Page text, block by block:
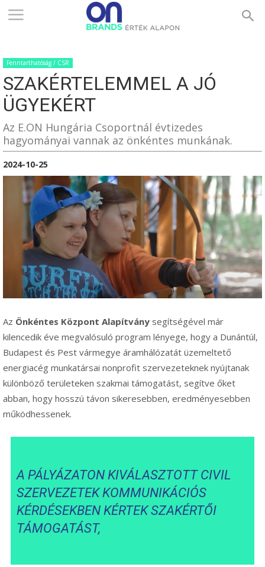
ONBRANDS
–
ALAPON
Fenntarthatóság / CSR
SZAKÉRTELEMMEL A JÓ
ÜGYEKÉRT
Az E.ON Hungária Csoportnál évtizedes
hagyományai vannak az önkéntes munkának.
2024-10-25
Az Önkéntes Központ Alapítvány segítségével már
kilencedik éve megvalósuló program lényege, hogy a Dunántúl,
Budapest és Pest vármegye áramhálózatát üzemeltető
energiacég munkatársai nonprofit szervezeteknek nyújtanak
különböző területeken szakmai támogatást, segítve őket
abban, hogy hosszú távon sikeresebben, eredményesebben
működhessenek.
A PÁLYÁZATON KIVÁLASZTOTT CIVIL
SZERVEZETEK KOMMUNIKÁCIÓS
KÉRDÉSEKBEN KÉRTEK SZAKÉRTŐI
TÁMOGATÁST,